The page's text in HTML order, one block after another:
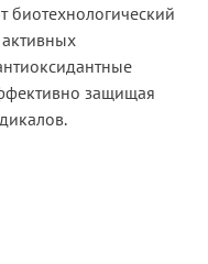
биотехнологический
защищая